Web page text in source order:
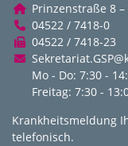
Prinzenstraße 8 –
04522 / 7418-0
04522 / 7418-23
Mo - Do: 7:30 -
Freitag: 7:30 -
Krankheitsmeldung
telefonisch.